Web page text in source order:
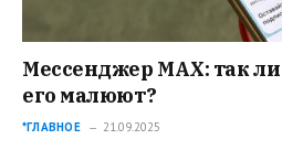
Мессенджер MAX: так
его малюют?
*ГЛАВНОЕ 21.09.2025